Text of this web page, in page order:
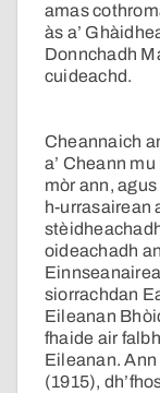
amas
às a’
Donnchadh
cuideachd.
Cheannaich
a’ Cheann
mòr ann,
h-urrasairean
oideachadh
siorrachdan
Eileanan
fhaide air
Eileanan.
(1915),